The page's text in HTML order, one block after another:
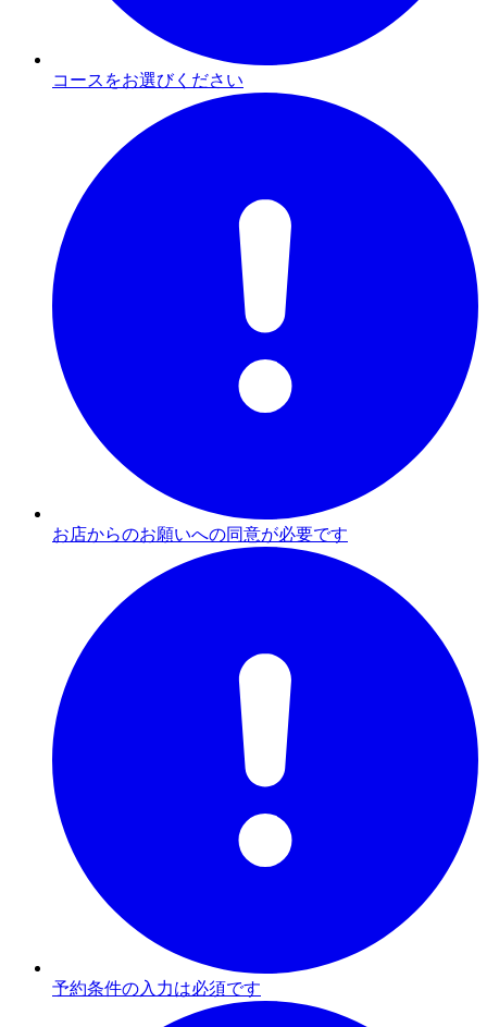
コースをお選びください
お店からのお願いへの同意が必要です
予約条件の入力は必須です